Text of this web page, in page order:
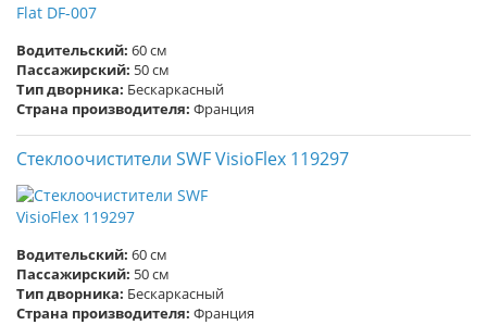
Водительский: 60 см
Пассажирский: 50 см
Тип дворника: Бескаркасный
Страна производителя: Франция
Стеклоочистители SWF VisioFlex 119297
Водительский: 60 см
Пассажирский: 50 см
Тип дворника: Бескаркасный
Страна производителя: Франция